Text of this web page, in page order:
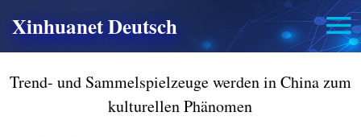
Xinhuanet Deutsch
Trend- und Sammelspielzeuge werden in China zum
kulturellen Phänomen